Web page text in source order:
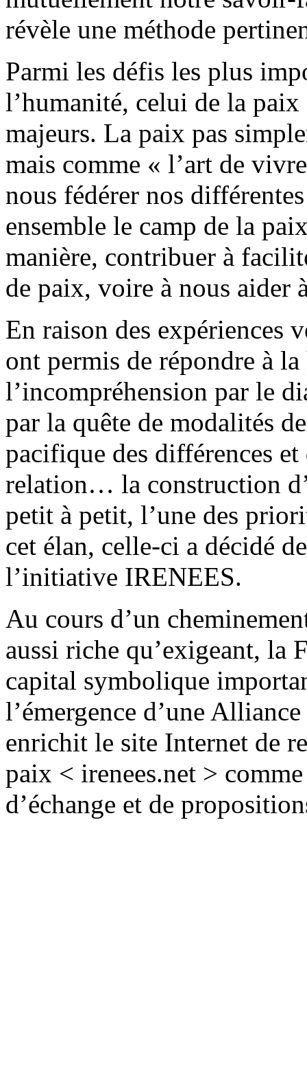
révèle une méthode
Parmi les défis les plus
l’humanité, celui de la paix
majeurs. La paix pas
mais comme « l’art de
nous fédérer nos
ensemble le camp de la
manière, contribuer à
de paix, voire à nous aider
En raison des expériences
ont permis de répondre à
l’incompréhension par le
par la quête de modalités
pacifique des différences
relation… la construction
petit à petit, l’une des
cet élan, celle-ci a décidé
l’initiative IRENEES.
Au cours d’un
aussi riche qu’exigeant, la
capital symbolique
l’émergence d’une
enrichit le site Internet de
paix < irenees.net >
d’échange et de